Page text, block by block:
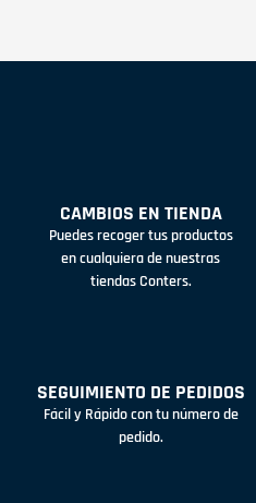
CAMBIOS EN TIENDA
Puedes recoger tus productos
en cualquiera de nuestras
tiendas Conters.
SEGUIMIENTO DE PEDIDOS
Fácil y Rápido con tu número de
pedido.